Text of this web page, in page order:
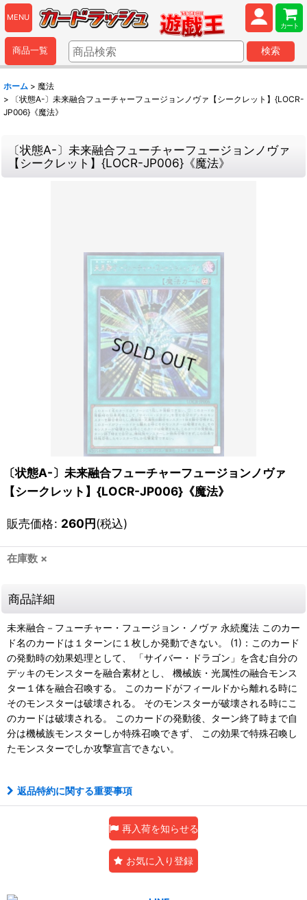
MENU
カート
商品一覧 検索
ホーム > 魔法
>
〔状態A-〕未来融合フューチャーフュージョンノヴァ【シークレット】{LOCR-
JP006}《魔法》
〔状態A-〕未来融合フューチャーフュージョンノヴァ
【シークレット】{LOCR-JP006}《魔法》
〔状態A-〕未来融合フューチャーフュージョンノヴァ
【シークレット】{LOCR-JP006}《魔法》
販売価格: 260円(税込)
在庫数 ×
商品詳細
未来融合－フューチャー・フュージョン・ノヴァ 永続魔法 このカー
ド名のカードは１ターンに１枚しか発動できない。 (1)：このカード
の発動時の効果処理として、 「サイバー・ドラゴン」を含む自分の
デッキのモンスターを融合素材とし、 機械族・光属性の融合モンス
ター１体を融合召喚する。 このカードがフィールドから離れる時に
そのモンスターは破壊される。 そのモンスターが破壊される時にこ
のカードは破壊される。 このカードの発動後、ターン終了時まで自
分は機械族モンスターしか特殊召喚できず、 この効果で特殊召喚し
たモンスターでしか攻撃宣言できない。
返品特約に関する重要事項
再入荷を知らせる
お気に入り登録